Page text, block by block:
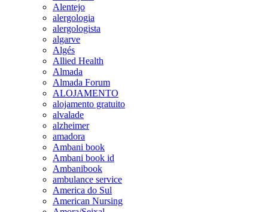
Alentejo
alergologia
alergologista
algarve
Algés
Allied Health
Almada
Almada Forum
ALOJAMENTO
alojamento gratuito
alvalade
alzheimer
amadora
Ambani book
Ambani book id
Ambanibook
ambulance service
America do Sul
American Nursing